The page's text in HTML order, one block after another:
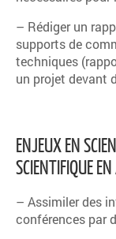
– Rédiger un
supports de
techniques
un projet devant
ENJEUX EN
SCIENTIFIQUE
– Assimiler des
conférences par